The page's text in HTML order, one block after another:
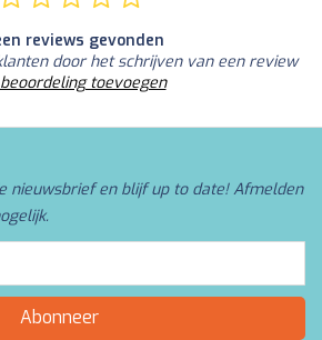
reviews gevonden
door het schrijven van een review
toevoegen
nieuwsbrief en blijf up to date! Afmelden
Abonneer